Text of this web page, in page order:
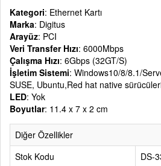
Kategori: Ethernet Kartı
Marka: Digitus
Arayüz: PCI
Veri Transfer Hızı: 6000Mbps
Çalışma Hızı: 6Gbps (32GT/S)
İşletim Sistemi: Windows10/8/8.1/
SUSE, Ubuntu,Red hat native
LED: Yok
Boyutlar: 11.4 x 7 x 2 cm
Diğer Özellikler
Stok Kodu
DS-